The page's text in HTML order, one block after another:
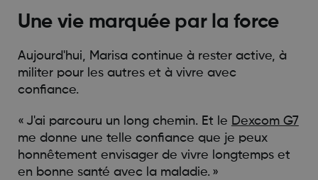
Une vie marquée par la force
Aujourd'hui, Marisa continue à rester active, à
militer pour les autres et à vivre avec
confiance.
« J'ai parcouru un long chemin. Et le Dexcom G7
me donne une telle confiance que je peux
honnêtement envisager de vivre longtemps et
en bonne santé avec la maladie. »